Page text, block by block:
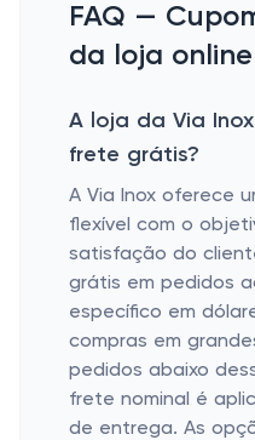
FAQ —
da loja
A loja da Via
frete grátis?
A Via Inox oferece
flexível com o
satisfação do
grátis em pedidos
específico em
compras em
pedidos abaixo
frete nominal é
de entrega. As